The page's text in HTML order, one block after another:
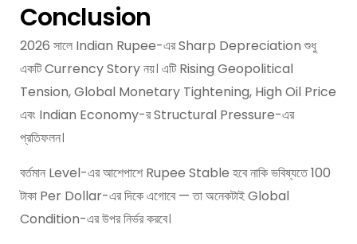
Conclusion
2026 সালে Indian Rupee-এর Sharp Depreciation শুধু
একটি Currency Story নয়। এটি Rising Geopolitical
Tension, Global Monetary Tightening, High Oil Price
এবং Indian Economy-র Structural Pressure-এর
প্রতিফলন।
বর্তমান Level-এর আশেপাশে Rupee Stable হবে নাকি ভবিষ্যতে 100
টাকা Per Dollar-এর দিকে এগোবে — তা অনেকটাই Global
Condition-এর উপর নির্ভর করবে।